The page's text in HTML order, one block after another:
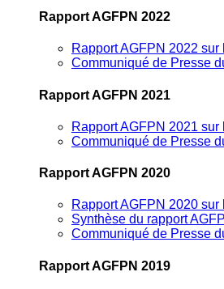
Rapport AGFPN 2022
Rapport AGFPN 2022
Communiqué de Presse
Rapport AGFPN 2021
Rapport AGFPN 2021
Communiqué de Presse
Rapport AGFPN 2020
Rapport AGFPN 2020
Synthèse du rapport
Communiqué de Presse
Rapport AGFPN 2019